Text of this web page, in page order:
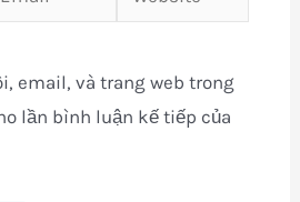
email, và trang web trong
lần bình luận kế tiếp của